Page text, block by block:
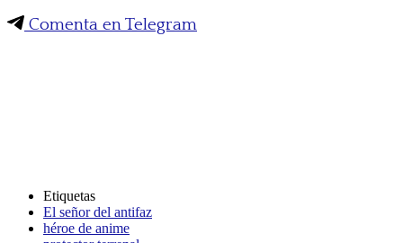
Comenta en Telegram
Etiquetas
El señor del antifaz
héroe de anime